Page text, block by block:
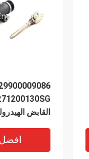
القابض